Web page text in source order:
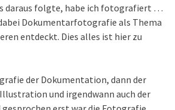
daraus folgte, habe ich fotografiert …
Dokumentarfotografie als Thema
entdeckt. Dies alles ist hier zu
der Dokumentation, dann der
und irgendwann auch der